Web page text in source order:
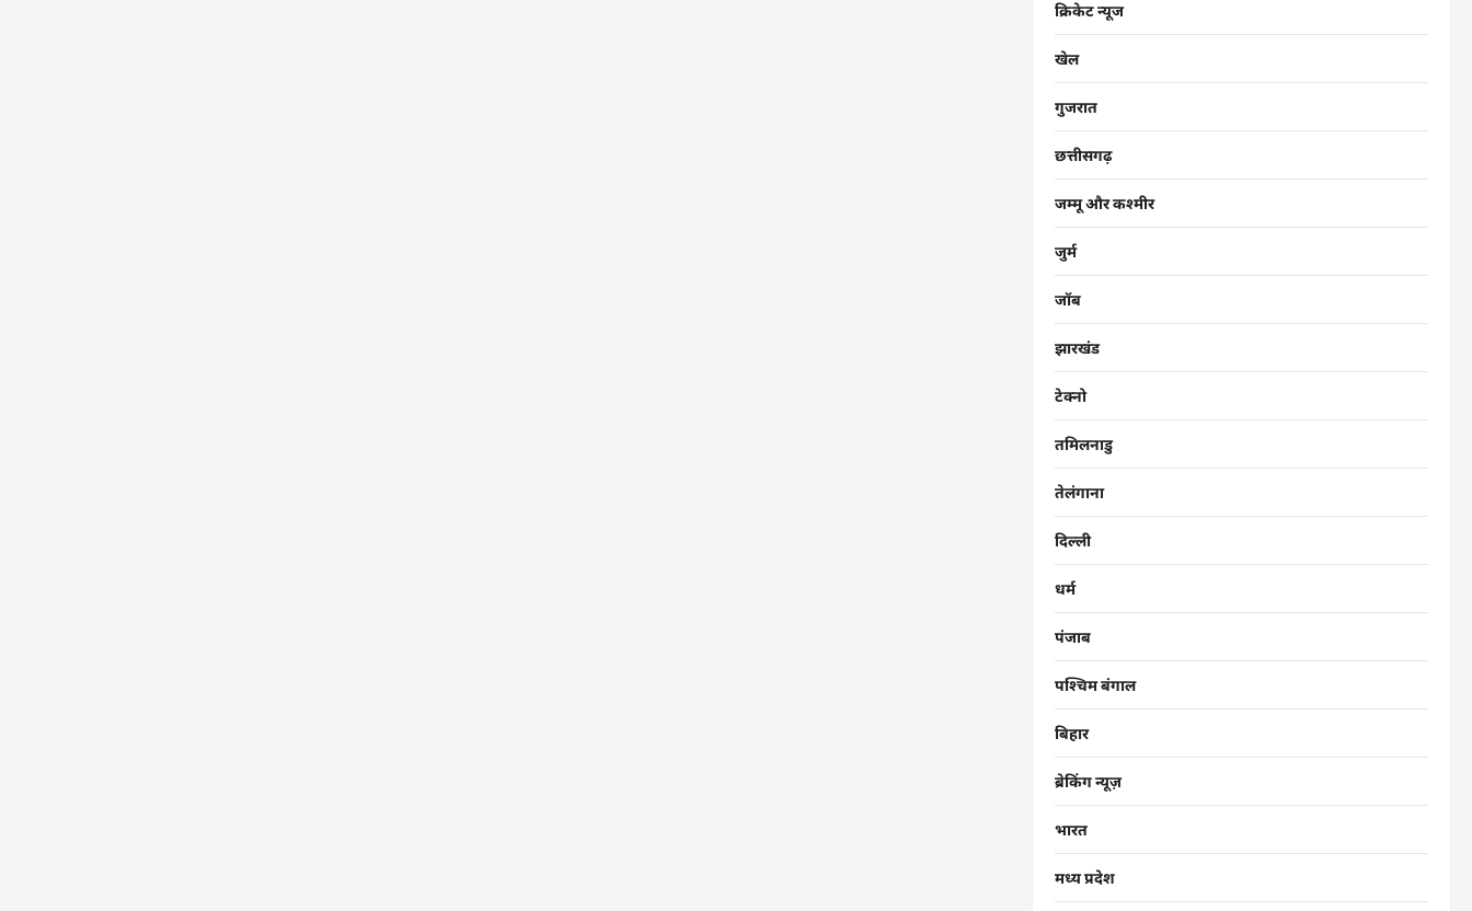
क्रिकेट न्यूज
खेल
गुजरात
छत्तीसगढ़
जम्मू और कश्मीर
जुर्म
जॉब
झारखंड
टेक्नो
तमिलनाडु
तेलंगाना
दिल्ली
धर्म
पंजाब
पश्चिम बंगाल
बिहार
ब्रेकिंग न्यूज़
भारत
मध्य प्रदेश